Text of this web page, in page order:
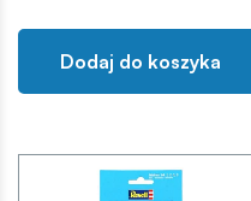
Dodaj do koszyka